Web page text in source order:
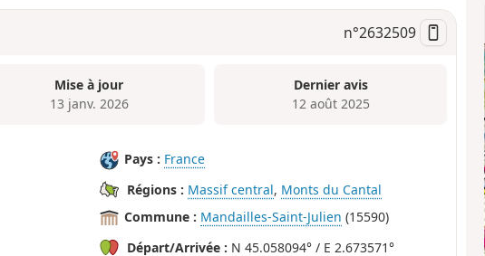
n°2632509
Mise à jour
13 janv. 2026
Dernier avis
12 août 2025
Pays : France
Régions : Massif central, Monts du Cantal
Commune : Mandailles-Saint-Julien (15590)
Départ/Arrivée : N 45.058094° / E 2.673571°